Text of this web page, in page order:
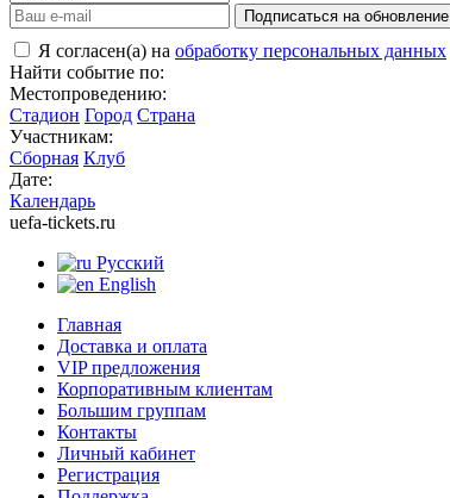
Подписаться на обновление
Я согласен(а) на обработку персональных данных
Найти событие по:
Местопроведению:
Стадион Город Страна
Участникам:
Сборная Клуб
Дате:
Календарь
uefa-tickets.ru
Русский
English
Главная
Доставка и оплата
VIP предложения
Корпоративным клиентам
Большим группам
Контакты
Личный кабинет
Регистрация